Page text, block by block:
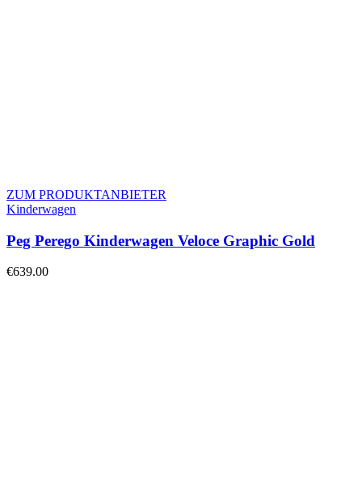
ZUM PRODUKTANBIETER
Kinderwagen
Peg Perego Kinderwagen Veloce Graphic Gold
€639.00